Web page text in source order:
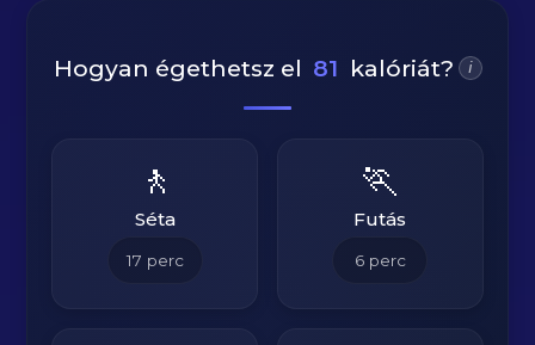
Hogyan égethetsz el 81 kalóriát? i
🚶
Séta
17 perc
🏃
Futás
6perc